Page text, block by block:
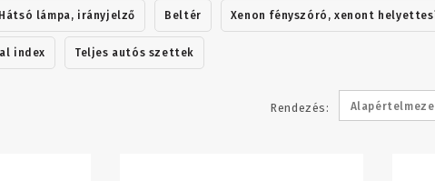
Hátsó lámpa, irányjelző Beltér Xenon fényszóró, xenont
index Teljes autós szettek
Rendezés: